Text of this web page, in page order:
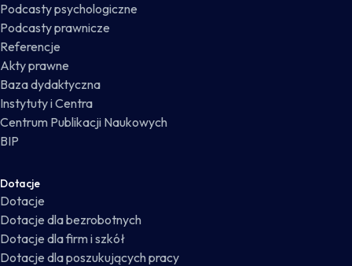
Podcasty psychologiczne
Podcasty prawnicze
Referencje
Akty prawne
Baza dydaktyczna
Instytuty i Centra
Centrum Publikacji Naukowych
BIP
Dotacje
Dotacje
Dotacje dla bezrobotnych
Dotacje dla firm i szkół
Dotacje dla poszukujących pracy